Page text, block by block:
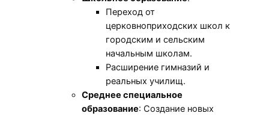
Переход от
церковноприходских школ к
городским и сельским
начальным школам.
Расширение гимназий и
реальных училищ.
Среднее специальное
образование: Создание новых